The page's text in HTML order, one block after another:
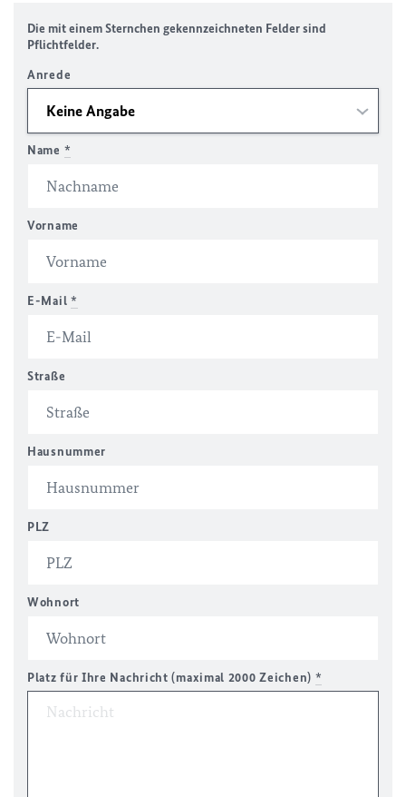
Die mit einem Sternchen gekennzeichneten Felder sind
Pflichtfelder.
Anrede
Name *
Vorname
E-Mail *
Straße
Hausnummer
PLZ
Wohnort
Platz für Ihre Nachricht (maximal 2000 Zeichen) *